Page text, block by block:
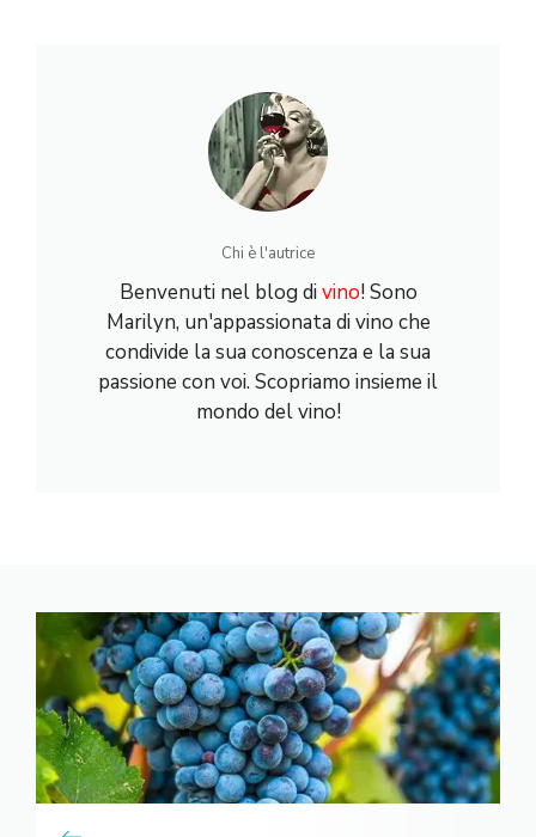
Chi è l'autrice
Benvenuti nel blog divino! Sono
Marilyn, un'appassionata di vino che
condivide la sua conoscenza e la sua
passione con voi. Scopriamo insieme il
mondo del vino!